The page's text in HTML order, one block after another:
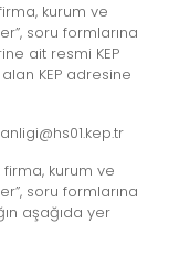
kurum ve
soru formlarına
ait resmi KEP
KEP adresine
firma, kurum ve
soru formlarına
aşağıda yer